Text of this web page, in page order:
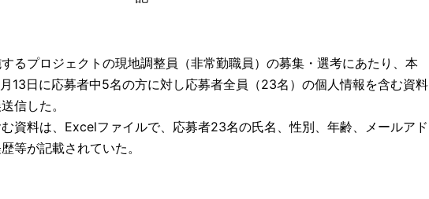
るプロジェクトの現地調整員（非常勤職員）の募集・選考にあたり、本
13日に応募者中5名の方に対し応募者全員（23名）の個人情報を含む資料
信した。
資料は、Excelファイルで、応募者23名の氏名、性別、年齢、メールアド
等が記載されていた。